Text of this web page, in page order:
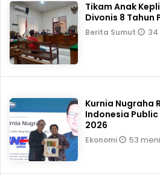
Tikam Anak
Divonis 8 Tahun
Berita Sumut
Kurnia Nugraha
Indonesia
2026
Ekonomi 53